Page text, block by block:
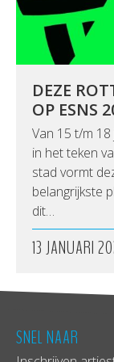
DEZE
OP ESNS
Van 15 t/m
in het teken
stad vormt
belangrijkste
dit…
13 JANUARI
SNEL NAAR